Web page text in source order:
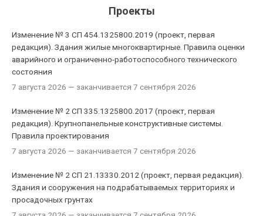
Проекты
Изменение № 3 СП 454.1325800.2019 (проект, первая
редакция). Здания жилые многоквартирные. Правила оценки
аварийного и ограниченно-работоспособного технического
состояния
7 августа 2026 — заканчивается 7 сентября 2026
Изменение № 2 СП 335.1325800.2017 (проект, первая
редакция). Крупнопанельные конструктивные системы.
Правила проектирования
7 августа 2026 — заканчивается 7 сентября 2026
Изменение № 2 СП 21.13330.2012 (проект, первая редакция).
Здания и сооружения на подрабатываемых территориях и
просадочных грунтах